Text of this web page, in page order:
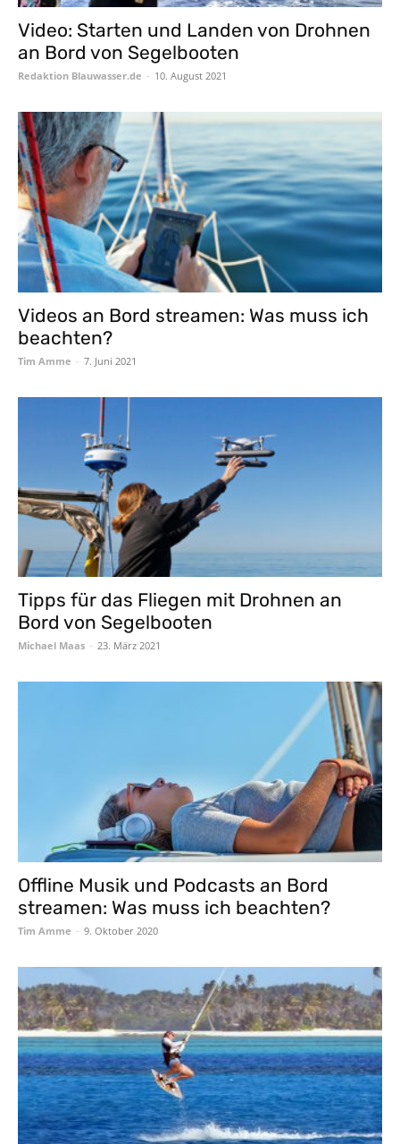
Video: Starten und Landen von Drohnen
an Bord von Segelbooten
Redaktion Blauwasser.de - 10. August 2021
Videos an Bord streamen: Was muss ich
beachten?
Tim Amme - 7. Juni 2021
Tipps für das Fliegen mit Drohnen an
Bord von Segelbooten
Michael Maas - 23. März 2021
Offline Musik und Podcasts an Bord
streamen: Was muss ich beachten?
Tim Amme - 9. Oktober 2020